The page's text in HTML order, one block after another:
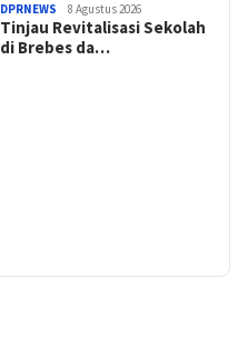
DPRNEWS 8 Agustus 2026
Tinjau Revitalisasi Sekolah
di Brebes da…